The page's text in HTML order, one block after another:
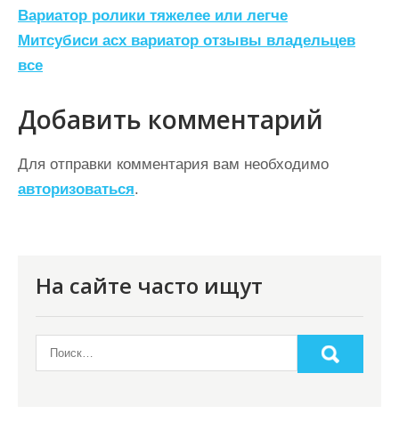
Н
а
в
и
г
а
ц
Вариатор ролики тяжелее или легче
Митсубиси асх вариатор отзывы владельцев
все
Добавить комментарий
Для отправки комментария вам необходимо
авторизоваться.
На сайте часто ищут